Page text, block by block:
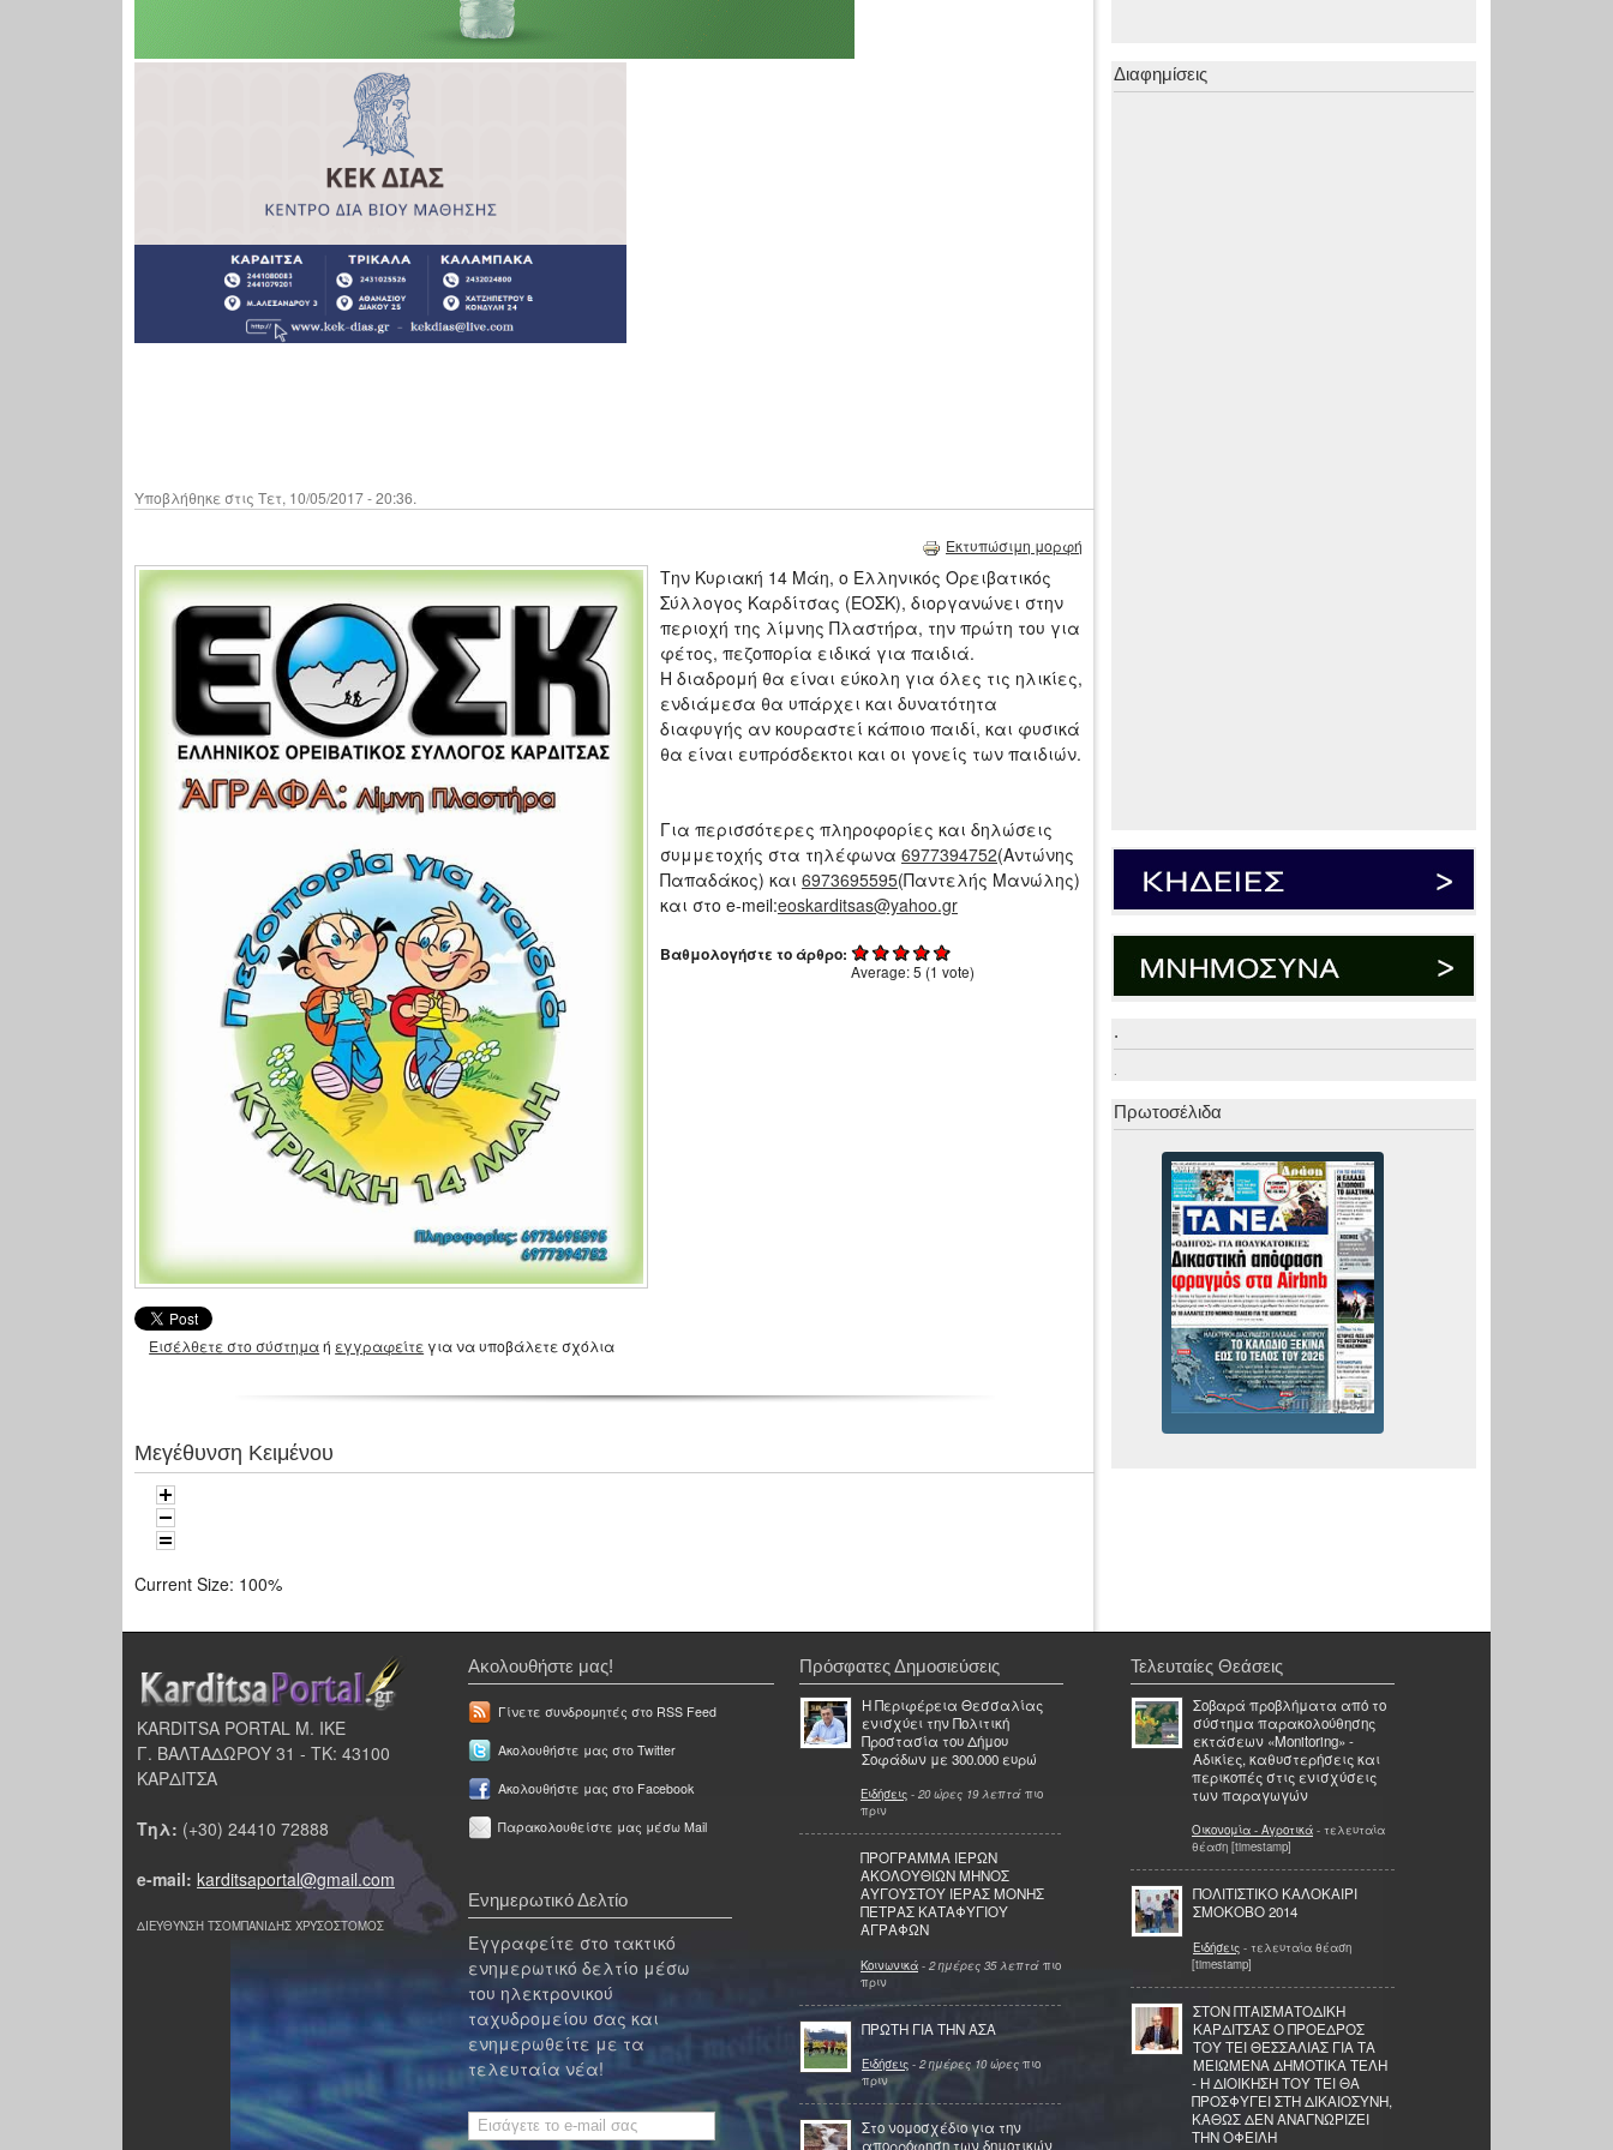
Υποβλήθηκε στις Τετ, 10/05/2017 - 20:36.
Εκτυπώσιμη μορφή
Την Κυριακή 14 Μάη, ο Ελληνικός Ορειβατικός
Σύλλογος Καρδίτσας (ΕΟΣΚ), διοργανώνει στην
περιοχή της λίμνης Πλαστήρα, την πρώτη του για
φέτος, πεζοπορία ειδικά για παιδιά.
Η διαδρομή θα είναι εύκολη για όλες τις ηλικίες,
ενδιάμεσα θα υπάρχει και δυνατότητα
διαφυγής αν κουραστεί κάποιο παιδί, και φυσικά
θα είναι ευπρόσδεκτοι και οι γονείς των παιδιών.
Για περισσότερες πληροφορίες και δηλώσεις
συμμετοχής στα τηλέφωνα 6977394752(Αντώνης
Παπαδάκος) και 6973695595(Παντελής Μανώλης)
και στο e-meil:eoskarditsas@yahoo.gr
Βαθμολογήστε το άρθρο:
Average:5 (1 vote)
Εισέλθετε στο σύστημαή εγγραφείτε για να υποβάλετε σχόλια
Μεγέθυνση Κειμένου
Current Size: 100%
Διαφημίσεις
.
.
Πρωτοσέλιδα
KARDITSA PORTAL Μ. ΙΚΕ
Γ. ΒΑΛΤΑΔΩΡΟΥ 31 - ΤΚ: 43100
ΚΑΡΔΙΤΣΑ
Τηλ: (+30) 24410 72888
e-mail: karditsaportal@gmail.com
ΔΙΕΥΘΥΝΣΗ ΤΣΟΜΠΑΝΙΔΗΣ ΧΡΥΣΟΣΤΟΜΟΣ
Ακολουθήστε μας!
Γίνετε συνδρομητές στο RSS Feed
Ακολουθήστε μας στο Twitter
Ακολουθήστε μας στο Facebook
Παρακολουθείστε μας μέσω Mail
Ενημερωτικό Δελτίο
Εγγραφείτε στο τακτικό
ενημερωτικό δελτίο μέσω
του ηλεκτρονικού
ταχυδρομείου σας και
ενημερωθείτε με τα
τελευταία νέα!
Πρόσφατες Δημοσιεύσεις
Η Περιφέρεια Θεσσαλίας
ενισχύει την Πολιτική
Προστασία του Δήμου
Σοφάδων με 300.000 ευρώ
Ειδήσεις - 20 ώρες 19 λεπτά πιο
πριν
ΠΡΟΓΡΑΜΜΑ ΙΕΡΩΝ
ΑΚΟΛΟΥΘΙΩΝ ΜΗΝΟΣ
ΑΥΓΟΥΣΤΟΥ ΙΕΡΑΣ ΜΟΝΗΣ
ΠΕΤΡΑΣ ΚΑΤΑΦΥΓΙΟΥ
ΑΓΡΑΦΩΝ
Κοινωνικά - 2 ημέρες 35 λεπτά πιο
πριν
ΠΡΩΤΗ ΓΙΑ ΤΗΝ ΑΣΑ
Ειδήσεις - 2 ημέρες 10 ώρες πιο
πριν
Στο νομοσχέδιο για την
απορρόφηση των δημοτικών
Τελευταίες Θεάσεις
Σοβαρά προβλήματα από το
σύστημα παρακολούθησης
εκτάσεων «Μonitoring» -
Αδικίες, καθυστερήσεις και
περικοπές στις ενισχύσεις
των παραγωγών
Οικονομία - Αγροτικά - τελευταία
θέαση [timestamp]
ΠΟΛΙΤΙΣΤΙΚΟ ΚΑΛΟΚΑΙΡΙ
ΣΜΟΚΟΒΟ 2014
Ειδήσεις - τελευταία θέαση
[timestamp]
ΣΤΟΝ ΠΤΑΙΣΜΑΤΟΔΙΚΗ
ΚΑΡΔΙΤΣΑΣ Ο ΠΡΟΕΔΡΟΣ
ΤΟΥ ΤΕΙ ΘΕΣΣΑΛΙΑΣ ΓΙΑ ΤΑ
ΜΕΙΩΜΕΝΑ ΔΗΜΟΤΙΚΑ ΤΕΛΗ
- Η ΔΙΟΙΚΗΣΗ ΤΟΥ ΤΕΙ ΘΑ
ΠΡΟΣΦΥΓΕΙ ΣΤΗ ΔΙΚΑΙΟΣΥΝΗ,
ΚΑΘΩΣ ΔΕΝ ΑΝΑΓΝΩΡΙΖΕΙ
ΤΗΝ ΟΦΕΙΛΗ